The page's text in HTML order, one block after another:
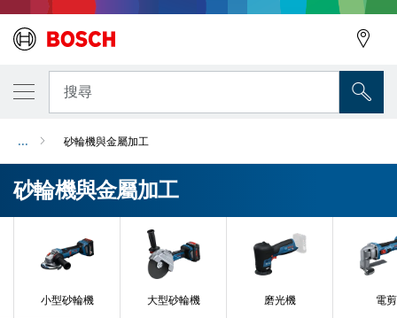
搜尋
... 砂輪機與金屬加工
砂輪機與金屬加工
小型砂輪機 大型砂輪機 磨光機 電剪